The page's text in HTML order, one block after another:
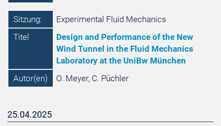
Sitzung:
Experimental Fluid Mechanics
Titel
Design and Performance of the New
Wind Tunnel in the Fluid Mechanics
Laboratory at the UniBw München
Autor(en)
O. Meyer, C. Püchler
25.04.2025